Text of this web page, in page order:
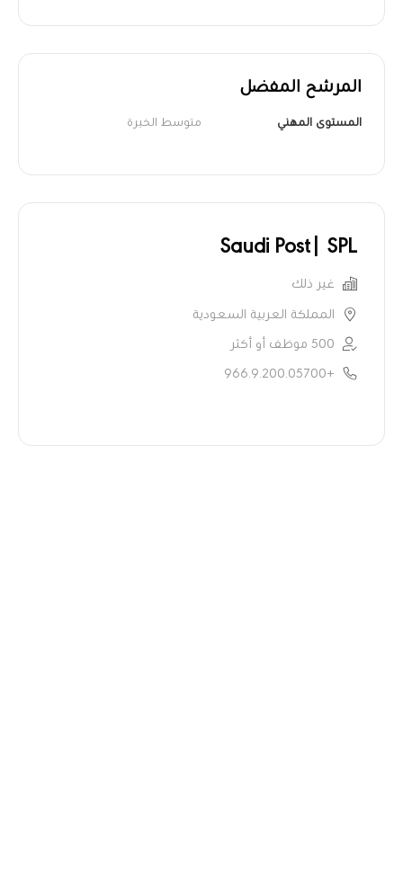
المرشح المفضل
المستوى المهني متوسط الخبرة
Saudi Post| SPL
غير ذلك
المملكة العربية السعودية
500 موظف أو أكثر
+966.9.200.05700